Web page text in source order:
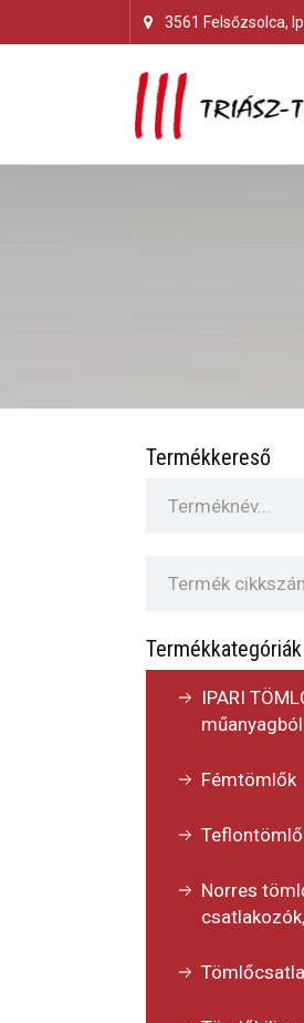
3561 Felsőzsolca,
Termékkereső
Termékkategóriák
IPARI
műanyagból
Fémtömlők
Norres